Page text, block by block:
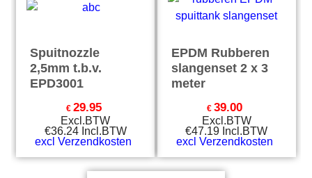
Spuitnozzle
2,5mm t.b.v.
EPD3001
€ 29.95
Excl.BTW
€36.24 Incl.BTW
excl Verzendkosten
EPDM Rubberen
slangenset 2 x 3
meter
€ 39.00
Excl.BTW
€47.19 Incl.BTW
excl Verzendkosten